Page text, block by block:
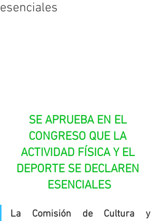
esenciales
SE APRUEBA EN EL
CONGRESO QUE LA
ACTIVIDAD FÍSICA Y EL
DEPORTE SE DECLAREN
ESENCIALES
La Comisión de Cultura y